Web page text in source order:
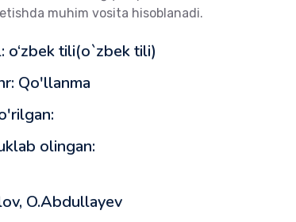
muhim vosita hisoblanadi.
o‘zbek tili(o`zbek tili)
Qo'llanma
olingan:
O.Abdullayev